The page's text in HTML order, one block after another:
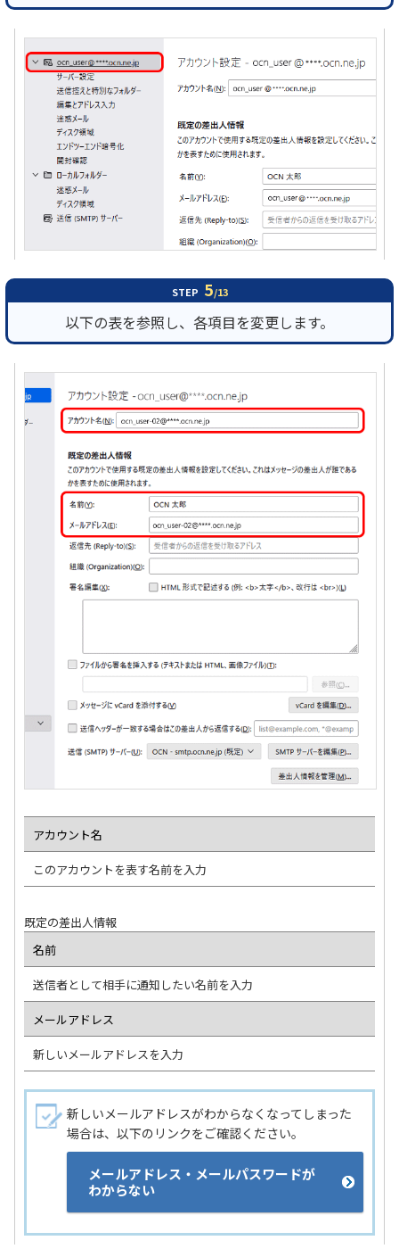
STEP 5/13
以下の表を参照し、各項目を変更します。
アカウント名
このアカウントを表す名前を入力
既定の差出人情報
名前
送信者として相手に通知したい名前を入力
メールアドレス
新しいメールアドレスを入力
新しいメールアドレスがわからなくなってしまった
場合は、以下のリンクをご確認ください。
メールアドレス・メールパスワードが
わからない